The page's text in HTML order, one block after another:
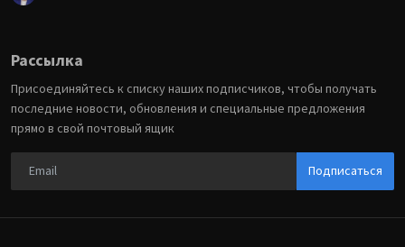
Рассылка
Присоединяйтесь к списку наших подписчиков, чтобы получать
последние новости, обновления и специальные предложения
прямо в свой почтовый ящик
Подписаться